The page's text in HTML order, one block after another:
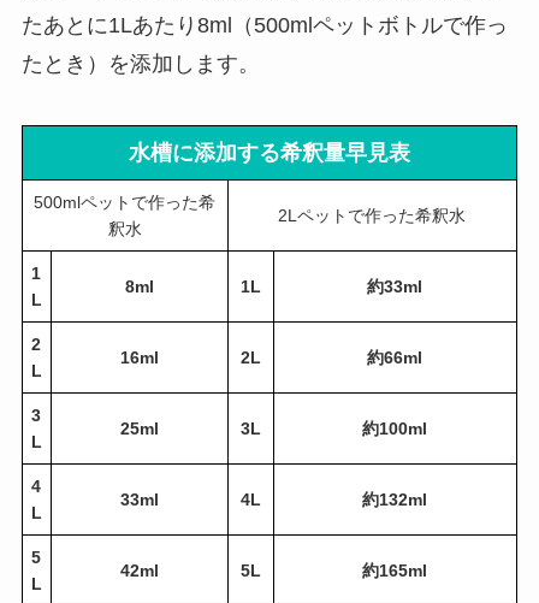
たあとに1Lあたり8ml（500mlペットボトルで作っ
たとき）を添加します。
水槽に添加する希釈量早見表
500mlペットで作った希
釈水
2Lペットで作った希釈水
1
L
8ml 1L 約33ml
2
L
16ml 2L 約66ml
3
L
25ml 3L 約100ml
4
L
33ml 4L 約132ml
5
L
42ml 5L 約165ml